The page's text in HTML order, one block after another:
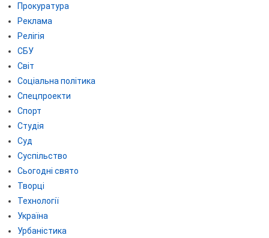
Прокуратура
Реклама
Релігія
СБУ
Світ
Соціальна політика
Спецпроекти
Спорт
Студія
Суд
Суспільство
Сьогодні свято
Творці
Технології
Україна
Урбаністика